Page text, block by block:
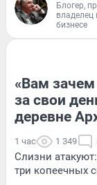
Блогер,
владелец
бизнесе
«Вам
за свои
деревне
1 час 1 349
Слизни
три копеечных